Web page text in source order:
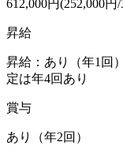
612,000円(252,000円
昇給
昇給：あり（年1回
定は年4回あり
賞与
あり（年2回）